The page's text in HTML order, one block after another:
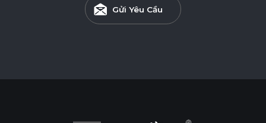
Gửi Yêu Cầu